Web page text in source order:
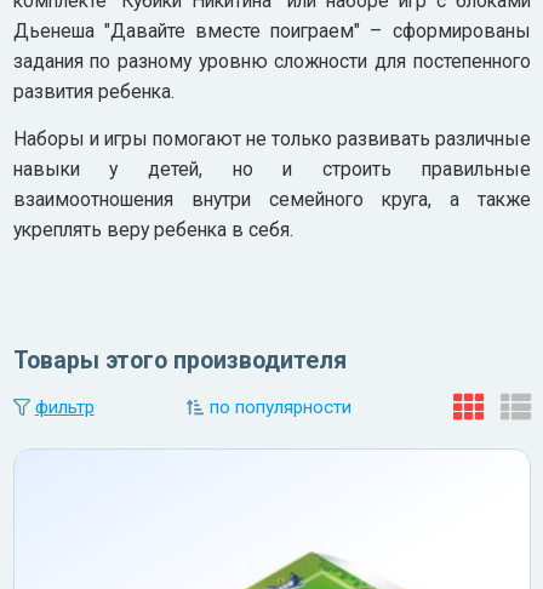
Дьенеша "Давайте вместе поиграем" – сформированы
задания по разному уровню сложности для постепенного
развития ребенка.
Наборы и игры помогают не только развивать различные
навыки у детей, но и строить правильные
взаимоотношения внутри семейного круга, а также
укреплять веру ребенка в себя.
Товары этого производителя
фильтр по популярности